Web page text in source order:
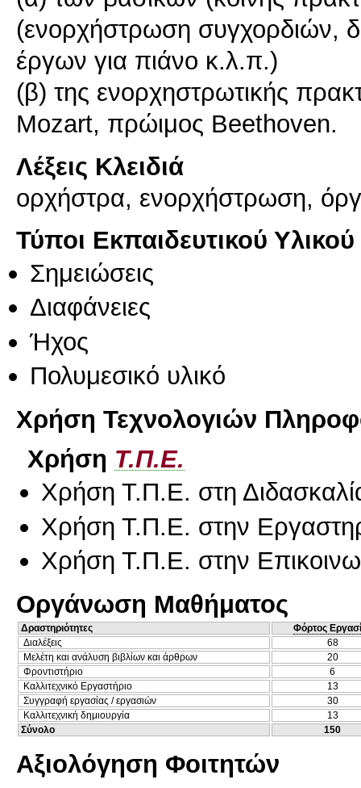
(ενορχήστρωση συγχορδιών,
έργων για πιάνο κ.λ.π.)
(β) της ενορχηστρωτικής
Mozart, πρώιμος Beethoven.
Λέξεις Κλειδιά
ορχήστρα, ενορχήστρωση,
Τύποι Εκπαιδευτικού Υλικού
Σημειώσεις
Διαφάνειες
Ήχος
Πολυμεσικό υλικό
Χρήση Τεχνολογιών
Χρήση Τ.Π.Ε.
Χρήση Τ.Π.Ε. στη
Χρήση Τ.Π.Ε. στην
Χρήση Τ.Π.Ε. στην
Οργάνωση Μαθήματος
Δραστηριότητες
Φόρτος
Διαλέξεις
68
Μελέτη και ανάλυση βιβλίων και άρθρων
20
Φροντιστήριο
6
Καλλιτεχνικό Εργαστήριο
13
Συγγραφή εργασίας / εργασιών
30
Καλλιτεχνική δημιουργία
13
Σύνολο
150
Αξιολόγηση Φοιτητών